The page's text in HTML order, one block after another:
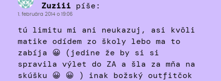
Zuziii píše:
1. februára 2014 o 19:06
tú limitu mi ani neukazuj, asi kvôli
matike odídem zo školy lebo ma to
zabíja 😀 (jedine že by si si
spravila výlet do ZA a šla za mňa na
skúšku 😀 😀 ) inak božský outfitčok